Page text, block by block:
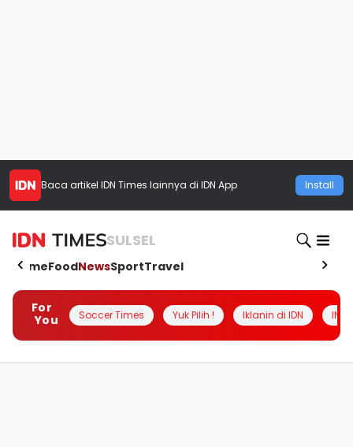
Baca artikel IDN Times lainnya di IDN App Install
SULSEL
HomeFoodNewsSportTravel
For
You
Soccer Times Yuk Pilih ! Iklanin di IDN